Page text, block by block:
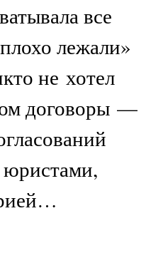
все
лежали»
не хотел
договоры —
юристами,